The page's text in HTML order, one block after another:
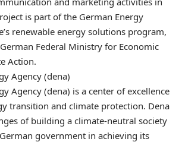
is part of the German Energy
renewable energy solutions program,
Federal Ministry for Economic
Action.
Agency (dena)
Agency (dena) is a center of excellence
transition and climate protection. Dena
of building a climate-neutral society
government in achieving its